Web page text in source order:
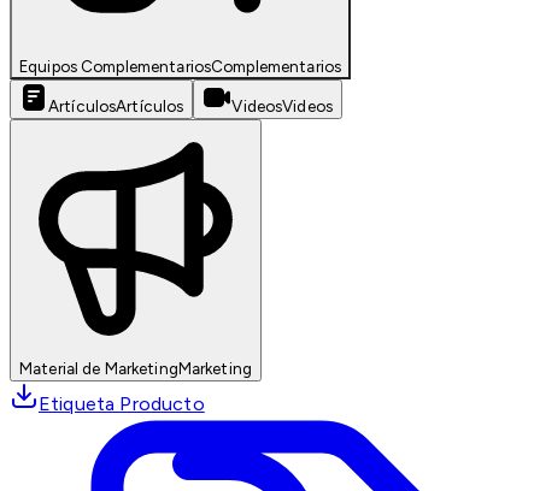
Equipos ComplementariosComplementarios
ArtículosArtículos VideosVideos
Material de MarketingMarketing
Etiqueta Producto